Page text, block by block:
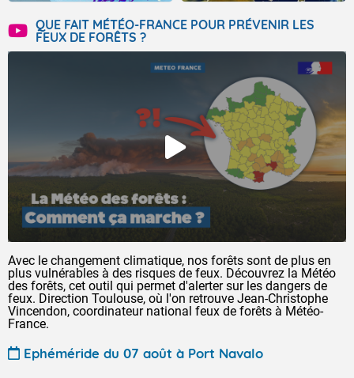
QUE FAIT MÉTÉO-FRANCE POUR PRÉVENIR LES
FEUX DE FORÊTS ?
Avec le changement climatique, nos forêts sont de plus en
plus vulnérables à des risques de feux. Découvrez la Météo
des forêts, cet outil qui permet d'alerter sur les dangers de
feux. Direction Toulouse, où l'on retrouve Jean-Christophe
Vincendon, coordinateur national feux de forêts à Météo-
France.
Ephéméride du 07 août à Port Navalo